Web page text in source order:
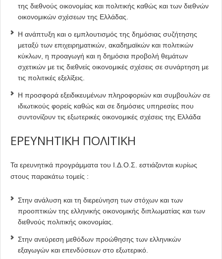
της διεθνούς οικονομίας και πολιτικής καθώς και των διεθνών
οικονομικών σχέσεων της Ελλάδας.
Η ανάπτυξη και ο εμπλουτισμός της δημόσιας συζήτησης
μεταξύ των επιχειρηματικών, ακαδημαϊκών και πολιτικών
κύκλων, η προαγωγή και η δημόσια προβολή θεμάτων
σχετικών με τις διεθνείς οικονομικές σχέσεις σε συνάρτηση με
τις πολιτικές εξελίξεις.
Η προσφορά εξειδικευμένων πληροφοριών και συμβουλών σε
ιδιωτικούς φορείς καθώς και σε δημόσιες υπηρεσίες που
συντονίζουν τις εξωτερικές οικονομικές σχέσεις της Ελλάδα
ΕΡΕΥΝΗΤΙΚΗ ΠΟΛΙΤΙΚΗ
Τα ερευνητικά προγράμματα του Ι.Δ.Ο.Σ. εστιάζονται κυρίως
στους παρακάτω τομείς :
Στην ανάλυση και τη διερεύνηση των στόχων και των
προοπτικών της ελληνικής οικονομικής διπλωματίας και των
διεθνούς πολιτικής οικονομίας.
Στην ανεύρεση μεθόδων προώθησης των ελληνικών
εξαγωγών και επενδύσεων στο εξωτερικό.